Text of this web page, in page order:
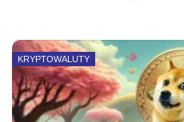
KRYPTOWALUTY